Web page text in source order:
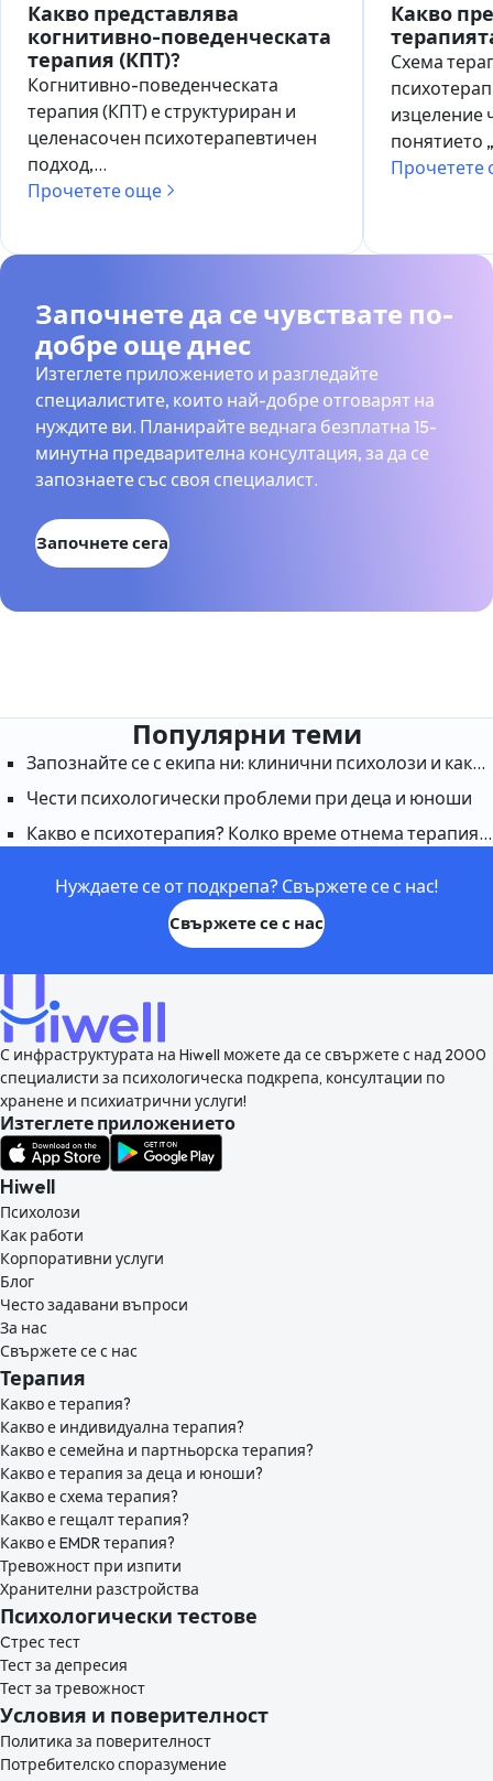
Какво представлява
когнитивно-поведенческата
терапия (КПТ)?
Когнитивно-поведенческата
терапия (КПТ) е структуриран и
целенасочен психотерапевтичен
подход,…
Прочетете още
Какво
Схема
изцеление
понятието
Прочетете
Започнете да се чувствате по-
добре още днес
Изтеглете приложението и разгледайте
специалистите, които най-добре отговарят на
нуждите ви. Планирайте веднага безплатна 15-
минутна предварителна консултация, за да се
запознаете със своя специалист.
Започнете сега
Популярни теми
Запознайте се с екипа ни: клинични психолози и какво правят те
Чести психологически проблеми при деца и юноши
Какво е психотерапия? Колко време отнема терапията, за да подейства?
Нуждаете се от подкрепа? Свържете се с нас!
Свържете се с нас
С инфраструктурата на Hiwell можете да се свържете с над 2000
специалисти за психологическа подкрепа, консултации по
хранене и психиатрични услуги!
Изтеглете приложението
Hiwell
Психолози
Как работи
Корпоративни услуги
Блог
Често задавани въпроси
За нас
Свържете се с нас
Терапия
Какво е терапия?
Какво е индивидуална терапия?
Какво е семейна и партньорска терапия?
Какво е терапия за деца и юноши?
Какво е схема терапия?
Какво е гещалт терапия?
Какво е EMDR терапия?
Тревожност при изпити
Хранителни разстройства
Психологически тестове
Cтрес тест
Тест за депресия
Тест за тревожност
Условия и поверителност
Политика за поверителност
Потребителско споразумение